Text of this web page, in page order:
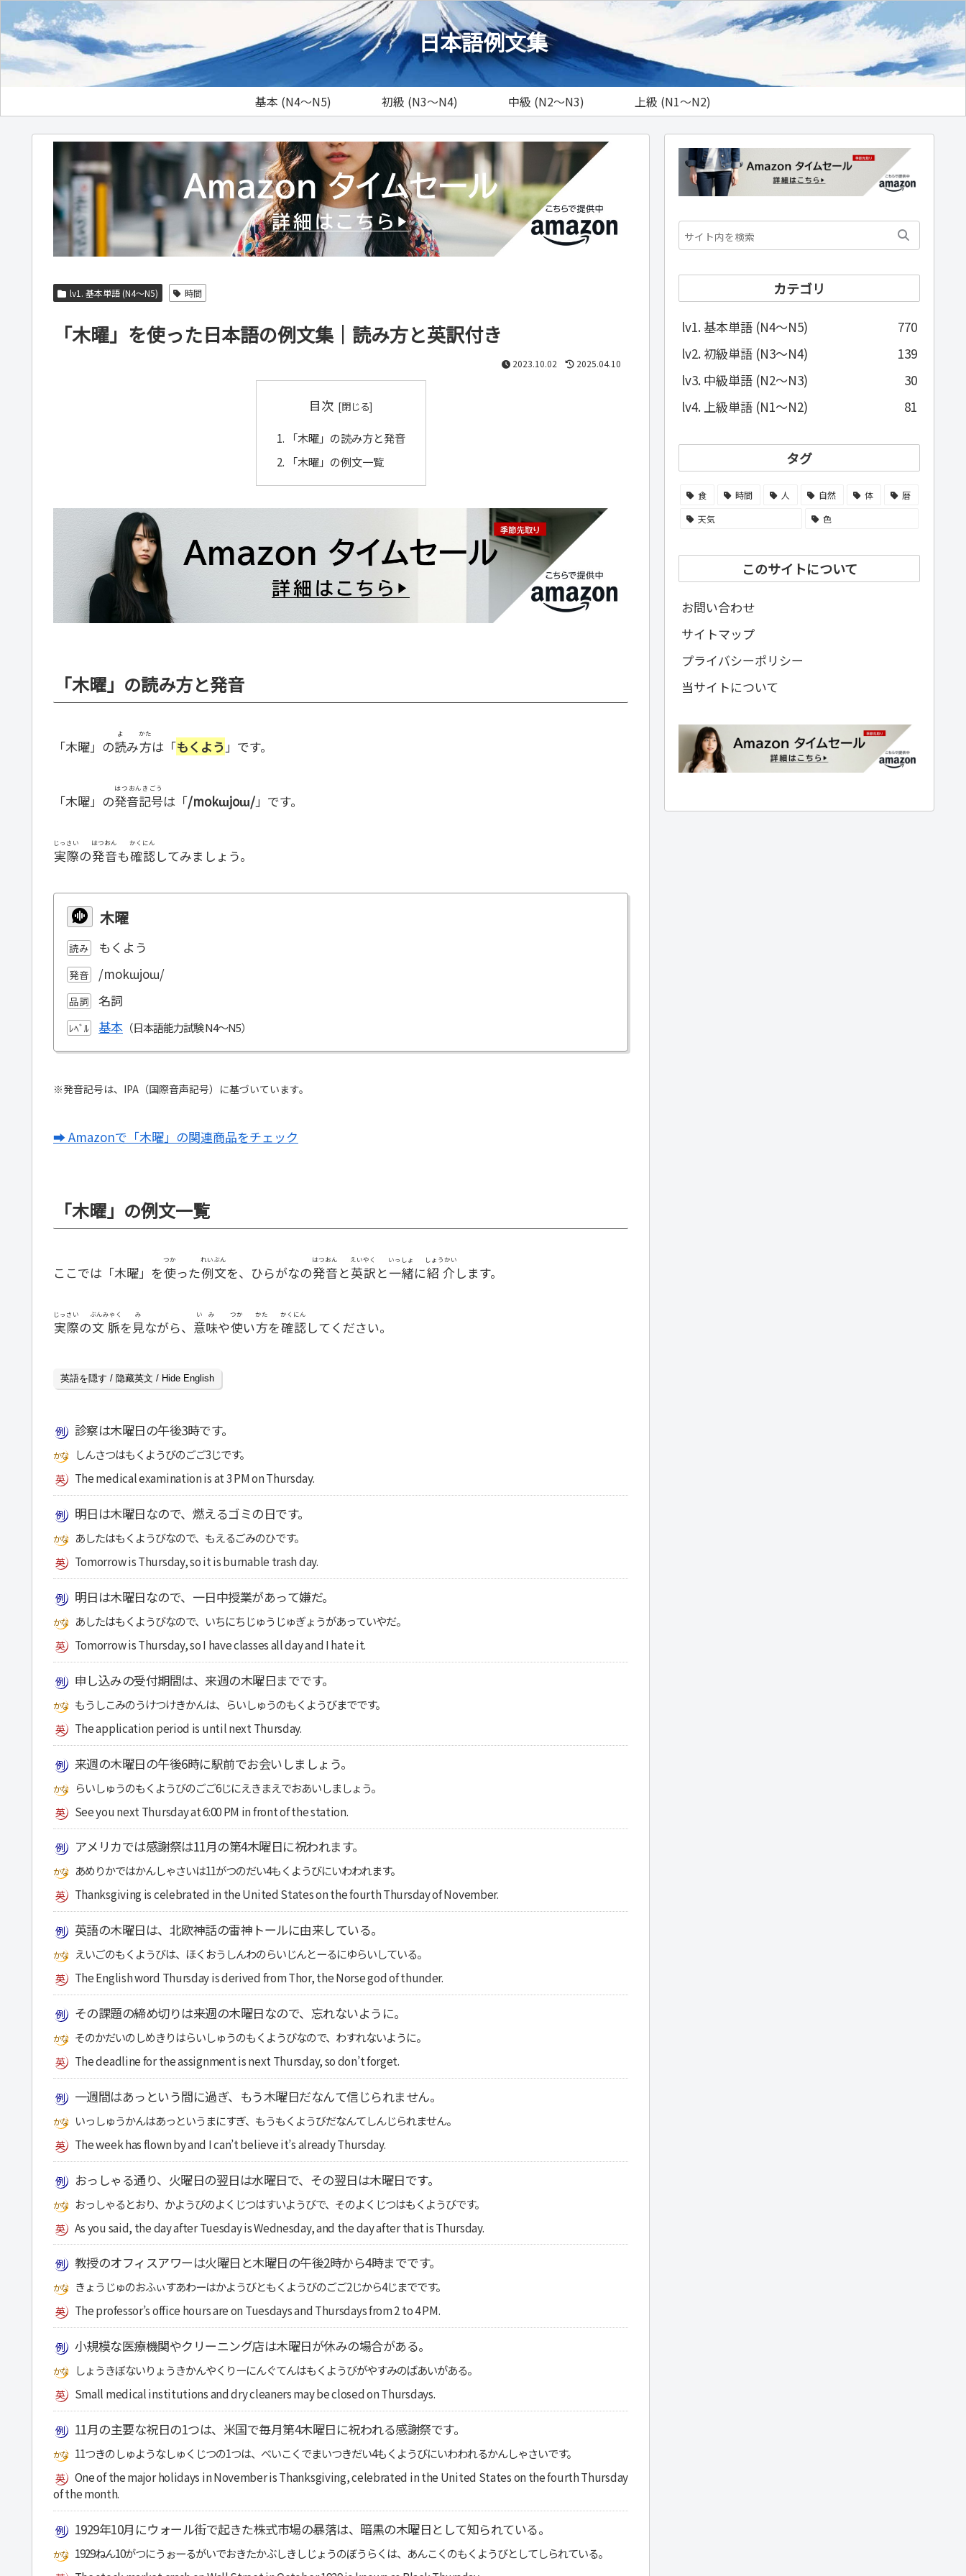
日本語例文集
基本 (N4～N5) 初級 (N3～N4) 中級 (N2～N3) 上級 (N1～N2)
lv1. 基本単語 (N4～N5) 時間
「木曜」を使った日本語の例文集｜読み方と英訳付き
2023.10.02 2025.04.10
目次
「木曜」の読み方と発音
「木曜」の例文一覧
「木曜」の読み方と発音
「木曜」の読
よ
み方
かた
は「もくよう 」です。
「木曜」の発音記号
はつおんきごう
は「/mokɯjoɯ/」です。
実際
じっさい
の発音
はつおん
も確認
かくにん
してみましょう。
木曜
読み もくよう
発音 /mokɯjoɯ/
品詞 名詞
ﾚﾍﾞﾙ 基本
※発音記号は、IPA（国際音声記号）に基づいています。
➡ Amazonで「木曜」の関連商品をチェック
「木曜」の例文一覧
ここでは「木曜」を使
つか
った例文
れいぶん
を、ひらがなの発音
はつおん
と英訳
えいやく
と一緒
いっしょ
に紹介
しょうかい
します。
実際
じっさい
の文脈
ぶんみゃく
を 見
み
ながら、 意味
いみ
や使
つか
い方
かた
を確認
かくにん
してください。
英語を隠す / 隐藏英文 / Hide English
診察は木曜日の午後3時です。
しんさつはもくようびのごご3じです。
The medical examination is at 3 PM on Thursday.
明日は木曜日なので、燃えるゴミの日です。
あしたはもくようびなので、もえるごみのひです。
Tomorrow is Thursday, so it is burnable trash day.
明日は木曜日なので、一日中授業があって嫌だ。
あしたはもくようびなので、いちにちじゅうじゅぎょうがあっていやだ。
Tomorrow is Thursday, so I have classes all day and I hate it.
申し込みの受付期間は、来週の木曜日までです。
もうしこみのうけつけきかんは、らいしゅうのもくようびまでです。
The application period is until next Thursday.
来週の木曜日の午後6時に駅前でお会いしましょう。
らいしゅうのもくようびのごご6じにえきまえでおあいしましょう。
See you next Thursday at 6:00 PM in front of the station.
アメリカでは感謝祭は11月の第4木曜日に祝われます。
あめりかではかんしゃさいは11がつのだい4もくようびにいわわれます。
Thanksgiving is celebrated in the United States on the fourth Thursday of November.
英語の木曜日は、北欧神話の雷神トールに由来している。
えいごのもくようびは、ほくおうしんわのらいじんとーるにゆらいしている。
The English word Thursday is derived from Thor, the Norse god of thunder.
その課題の締め切りは来週の木曜日なので、忘れないように。
そのかだいのしめきりはらいしゅうのもくようびなので、わすれないように。
The deadline for the assignment is next Thursday, so don’t forget.
一週間はあっという間に過ぎ、もう木曜日だなんて信じられません。
いっしゅうかんはあっというまにすぎ、もうもくようびだなんてしんじられません。
The week has flown by and I can’t believe it’s already Thursday.
おっしゃる通り、火曜日の翌日は水曜日で、その翌日は木曜日です。
おっしゃるとおり、かようびのよくじつはすいようびで、そのよくじつはもくようびです。
As you said, the day after Tuesday is Wednesday, and the day after that is Thursday.
教授のオフィスアワーは火曜日と木曜日の午後2時から4時までです。
きょうじゅのおふぃすあわーはかようびともくようびのごご2じから4じまでです。
The professor’s office hours are on Tuesdays and Thursdays from 2 to 4 PM.
小規模な医療機関やクリーニング店は木曜日が休みの場合がある。
しょうきぼないりょうきかんやくりーにんぐてんはもくようびがやすみのばあいがある。
Small medical institutions and dry cleaners may be closed on Thursdays.
11月の主要な祝日の1つは、米国で毎月第4木曜日に祝われる感謝祭です。
11つきのしゅようなしゅくじつの1つは、べいこくでまいつきだい4もくようびにいわわれるかんしゃさいです。
One of the major holidays in November is Thanksgiving, celebrated in the United States on the fourth Thursday
of the month.
1929年10月にウォール街で起きた株式市場の暴落は、暗黒の木曜日として知られている。
1929ねん10がつにうぉーるがいでおきたかぶしきしじょうのぼうらくは、あんこくのもくようびとしてしられている。
カテゴリ
lv1. 基本単語 (N4～N5)
770
lv2. 初級単語 (N3～N4)
139
lv3. 中級単語 (N2～N3)
30
lv4. 上級単語 (N1～N2)
81
タグ
食 時間 人 自然 体
暦
天気
色
このサイトについて
お問い合わせ
サイトマップ
プライバシーポリシー
当サイトについて